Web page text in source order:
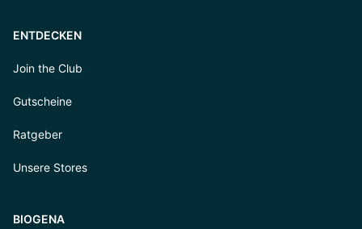
ENTDECKEN
Join the Club
Gutscheine
Ratgeber
Unsere Stores
BIOGENA